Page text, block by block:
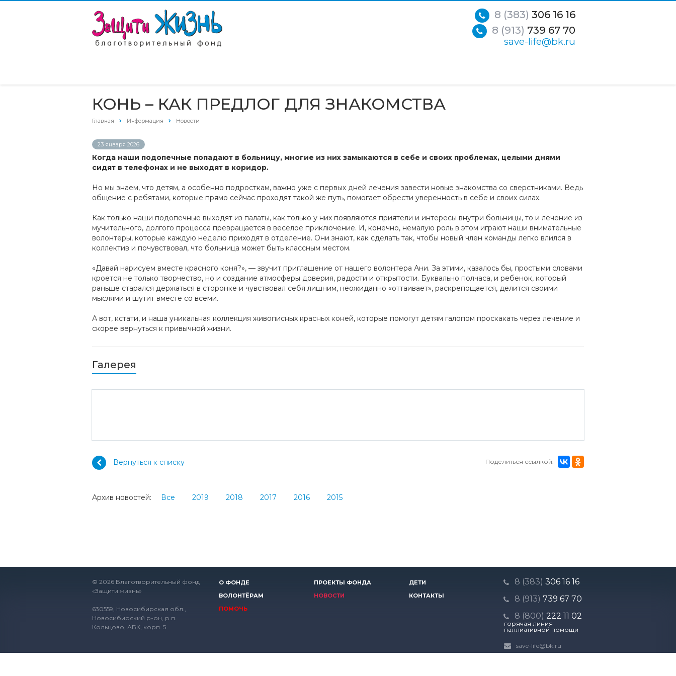
8 (383) 306 16 16
8 (913) 739 67 70
save-life@bk.ru
КОНЬ – КАК ПРЕДЛОГ ДЛЯ ЗНАКОМСТВА
Главная Информация Новости
23 января 2026
Когда наши подопечные попадают в больницу, многие из них замыкаются в себе и своих проблемах, целыми днями
сидят в телефонах и не выходят в коридор.
Но мы знаем, что детям, а особенно подросткам, важно уже с первых дней лечения завести новые знакомства со сверстниками. Ведь
общение с ребятами, которые прямо сейчас проходят такой же путь, помогает обрести уверенность в себе и своих силах.
Как только наши подопечные выходят из палаты, как только у них появляются приятели и интересы внутри больницы, то и лечение из
мучительного, долгого процесса превращается в веселое приключение. И, конечно, немалую роль в этом играют наши внимательные
волонтеры, которые каждую неделю приходят в отделение. Они знают, как сделать так, чтобы новый член команды легко влился в
коллектив и почувствовал, что больница может быть классным местом.
«Давай нарисуем вместе красного коня?», — звучит приглашение от нашего волонтера Ани. За этими, казалось бы, простыми словами
кроется не только творчество, но и создание атмосферы доверия, радости и открытости. Буквально полчаса, и ребенок, который
раньше старался держаться в сторонке и чувствовал себя лишним, неожиданно «оттаивает», раскрепощается, делится своими
мыслями и шутит вместе со всеми.
А вот, кстати, и наша уникальная коллекция живописных красных коней, которые помогут детям галопом проскакать через лечение и
скорее вернуться к привычной жизни.
Галерея
Поделиться ссылкой:
Вернуться к списку
Архив новостей: Все 2019 2018 2017 2016 2015
© 2026 Благотворительный фонд
«Защити жизнь»
630559, Новосибирская обл.,
Новосибирский р-он, р.п.
Кольцово, АБК, корп. 5
О ФОНДЕ ПРОЕКТЫ ФОНДА
ДЕТИ
ВОЛОНТЁРАМ
НОВОСТИ
КОНТАКТЫ
ПОМОЧЬ
8 (383) 306 16 16
8 (913) 739 67 70
8 (800) 222 11 02
горячая линия
паллиативной помощи
save-life@bk.ru